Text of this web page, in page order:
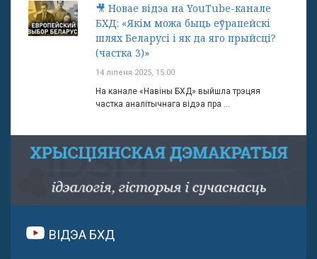
🎥 Новае відэа на YouTube-канале
БХД: «Якім можа быць еўрапейскі
шлях Беларусі і як да яго прыйсці?
(частка 3)»
14 ліпеня 2025, 15:00
На канале «Навіны БХД» выйшла трэцяя
частка аналітычнага відэа пра ...
ВІДЭА БХД